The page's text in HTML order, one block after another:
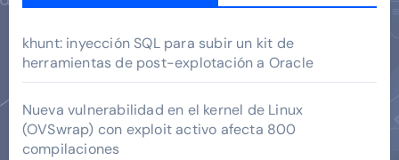
khunt: inyección SQL para subir un kit de
herramientas de post-explotación a Oracle
Nueva vulnerabilidad en el kernel de Linux
(OVSwrap) con exploit activo afecta 800
compilaciones